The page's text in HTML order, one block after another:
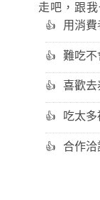
走吧，跟
用消
難吃不
喜歡去
吃太
合作洽